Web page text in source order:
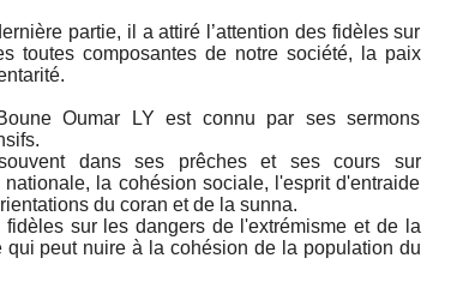
partie, il a attiré l’attention des fidèles sur
toutes composantes de notre société, la paix
Oumar LY est connu par ses sermons
dans ses prêches et ses cours sur
la cohésion sociale, l'esprit d'entraide
du coran et de la sunna.
fidèles sur les dangers de l'extrémisme et de la
qui peut nuire à la cohésion de la population du